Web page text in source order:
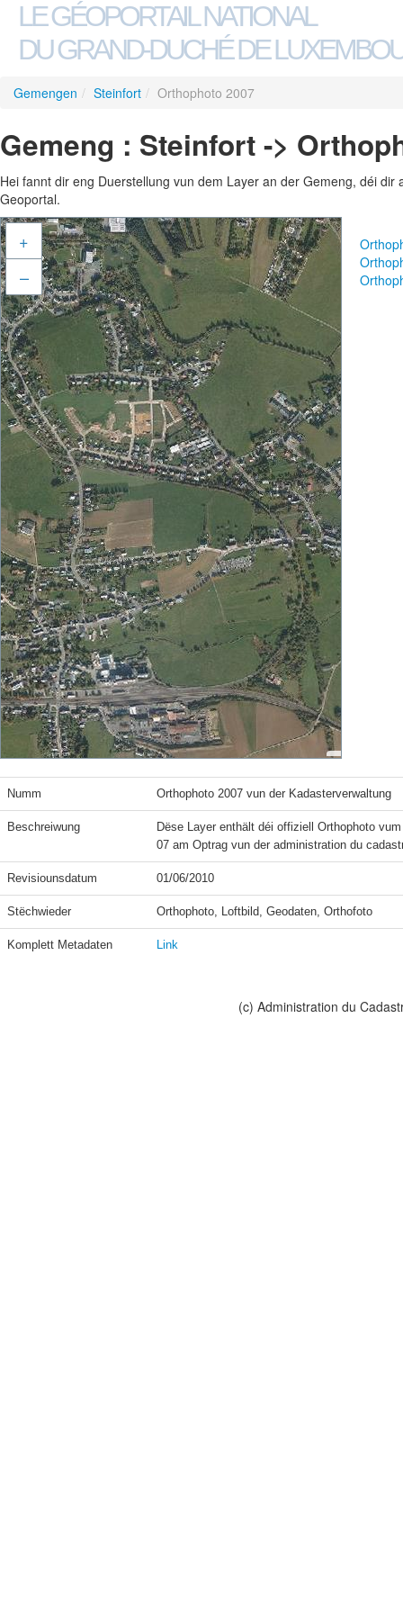
LE GÉOPORTAIL NATIONAL
DU GRAND-DUCHÉ DE
Gemengen / Steinfort / Orthophoto 2007
Gemeng : Steinfort ->
Hei fannt dir eng Duerstellung vun dem Layer an der Gemeng, déi
Geoportal.
+
–
Numm Orthophoto 2007 vun der Kadasterverwaltung
Beschreiwung
Dëse Layer enthält déi offiziell Orthophoto
07 am Optrag vun der administration du
Revisiounsdatum 01/06/2010
Stëchwieder Orthophoto, Loftbild, Geodaten, Orthofoto
Komplett Metadaten Link
(c) Administration du